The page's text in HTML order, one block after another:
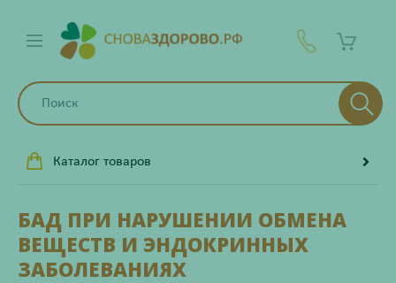
Каталог товаров
БАД ПРИ НАРУШЕНИИ ОБМЕНА
ВЕЩЕСТВ И ЭНДОКРИННЫХ
ЗАБОЛЕВАНИЯХ